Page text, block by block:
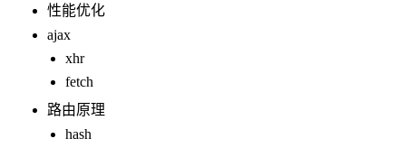
性能优化
ajax
xhr
fetch
路由原理
hash